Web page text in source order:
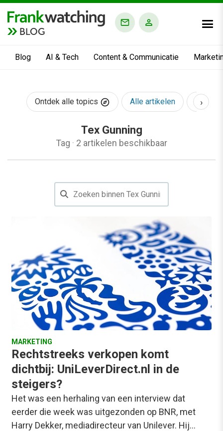
BLOG
Blog AI & Tech Content & Communicatie
Ontdek alle topics Alle artikelen AI &
›
Tex Gunning
Tag · 2 artikelen beschikbaar
MARKETING
Rechtstreeks verkopen komt
dichtbij: UniLeverDirect.nl in de
steigers?
Het was een herhaling van een interview dat
eerder die week was uitgezonden op BNR, met
Harry Dekker, mediadirecteur van Unilever. Hij…